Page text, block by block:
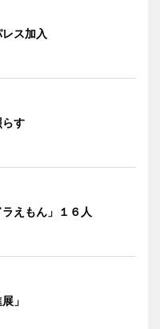
ス加入
らす
ラえもん」１６人
」